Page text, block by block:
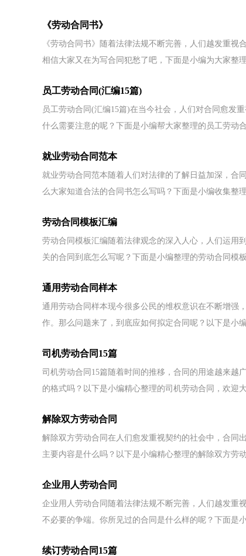
《劳动合同书》
《劳动合同书》随着法律法规不断完善，人们越发重视
相信大家又在为写合同犯愁了吧，下面是小编为大家整
员工劳动合同(汇编15篇)
员工劳动合同(汇编15篇)在当今社会，人们对合同愈发
什么需要注意的呢？下面是小编帮大家整理的员工劳动
就业劳动合同范本
就业劳动合同范本随着人们对法律的了解日益加深，合
么大家知道合法的合同书怎么写吗？下面是小编收集整
劳动合同模板汇编
劳动合同模板汇编随着法律观念的深入人心，人们运用
关的合同到底怎么写呢？下面是小编整理的劳动合同模
通用劳动合同样本
通用劳动合同样本现今很多公民的维权意识在不断增强
作。那么问题来了，到底应如何拟定合同呢？以下是小
司机劳动合同15篇
司机劳动合同15篇随着时间的推移，合同的用途越来越
的格式吗？以下是小编精心整理的司机劳动合同，欢迎
解除双方劳动合同
解除双方劳动合同在人们愈发重视契约的社会中，合同
主要内容是什么吗？以下是小编精心整理的解除双方劳
企业用人劳动合同
企业用人劳动合同随着法律法规不断完善，人们越发重
不必要的争端。你所见过的合同是什么样的呢？下面是
续订劳动合同15篇